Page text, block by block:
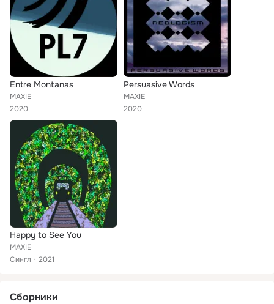
Entre Montanas
MAXIE
2020
Persuasive Words
MAXIE
2020
Happy to See You
MAXIE
Сингл
2021
Сборники